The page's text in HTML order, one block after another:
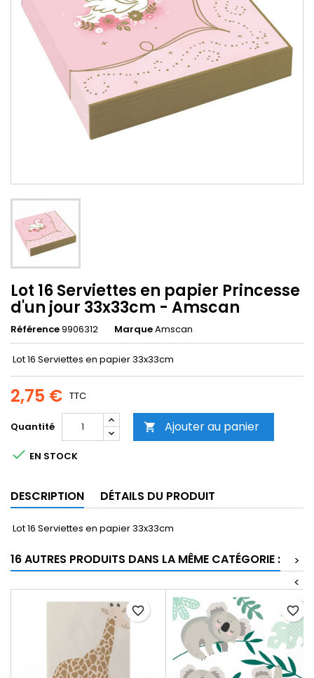
Lot 16 Serviettes en papier Princesse
d'un jour 33x33cm - Amscan
Référence9906312 MarqueAmscan
Lot 16 Serviettes en papier 33x33cm
2,75 € TTC
Quantité  Ajouter au panier
 EN STOCK
DESCRIPTION DÉTAILS DU PRODUIT
Lot 16 Serviettes en papier 33x33cm
16 AUTRES PRODUITS DANS LA MÊME CATÉGORIE :
>
<
favorite_border favorite_border